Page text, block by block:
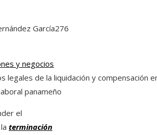
García276
y negocios
legales de la liquidación y compensación
panameño
el
terminación